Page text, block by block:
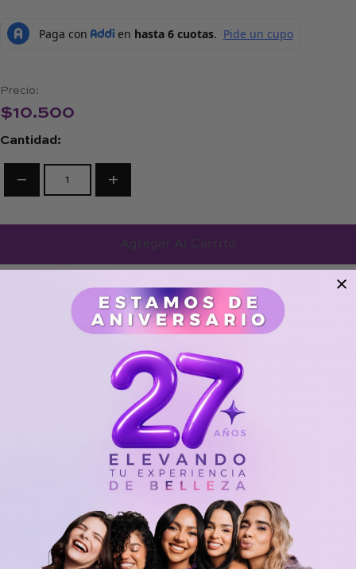
Precio:
$10.500
Cantidad:
− +
Privacidad y Seguridad:
Su información de pago se procesa de forma segura. No
almacenamos los detalles de la tarjeta de crédito ni tenemos
Productos relacionados